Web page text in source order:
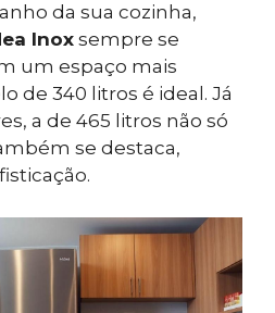
da sua cozinha,
Inox sempre se
um espaço mais
de 340 litros é ideal. Já
a de 465 litros não só
se destaca,